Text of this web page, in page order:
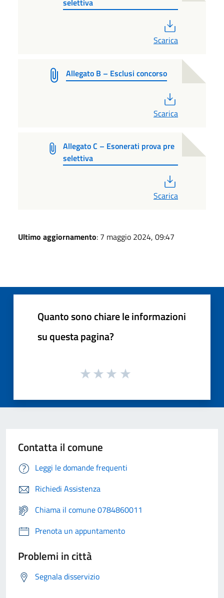
Scarica
Allegato B – Esclusi concorso
Scarica
Allegato C – Esonerati prova pre
selettiva
Scarica
Ultimo aggiornamento: 7 maggio 2024, 09:47
Quanto sono chiare le informazioni
su questa pagina?
Contatta il comune
Leggi le domande frequenti
Richiedi Assistenza
Chiama il comune 0784860011
Prenota un appuntamento
Problemi in città
Segnala disservizio